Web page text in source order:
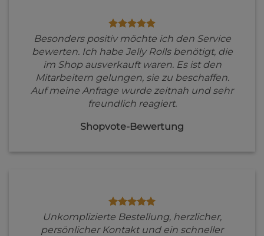
Besonders positiv möchte ich den Service
bewerten. Ich habe Jelly Rolls benötigt, die
im Shop ausverkauft waren. Es ist den
Mitarbeitern gelungen, sie zu beschaffen.
Auf meine Anfrage wurde zeitnah und sehr
freundlich reagiert.
Shopvote-Bewertung
Unkomplizierte Bestellung, herzlicher,
persönlicher Kontakt und ein schneller